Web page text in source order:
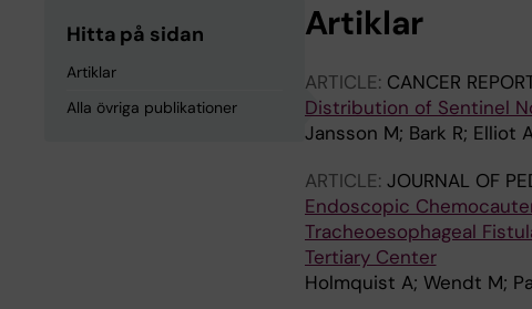
Hitta på sidan
Artiklar
Alla övriga publikationer
Artiklar
ARTICLE: CANCER
Distribution of Sentinel
Jansson M; Bark R; Elliot
ARTICLE: JOURNAL OF
Endoscopic
Tracheoesophageal
Tertiary Center
Holmquist A; Wendt M;